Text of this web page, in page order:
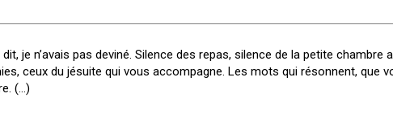
je n’avais pas deviné. Silence des repas, silence de la petite
ceux du jésuite qui vous accompagne. Les mots qui résonnent,
(...)